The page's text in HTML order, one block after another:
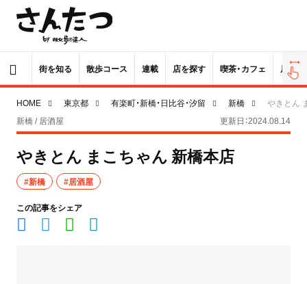
街を知る 散歩コース 連載 店を探す 喫茶・カフェ 居酒屋
HOME 東京都 有楽町・新橋・日比谷・汐留 新橋
やきとん
新橋 / 居酒屋
更新日：2024.08.14
やきとん まこちゃん 新橋本店
#新橋 #居酒屋
この記事をシェア